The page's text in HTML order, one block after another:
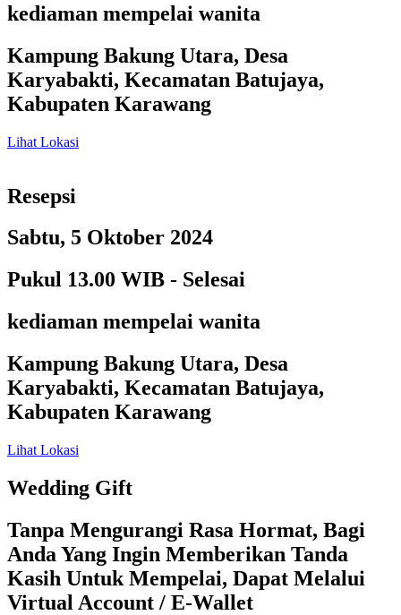
kediaman mempelai wanita
Kampung Bakung Utara, Desa
Karyabakti, Kecamatan Batujaya,
Kabupaten Karawang
Lihat Lokasi
Resepsi
Sabtu, 5 Oktober 2024
Pukul 13.00 WIB - Selesai
kediaman mempelai wanita
Kampung Bakung Utara, Desa
Karyabakti, Kecamatan Batujaya,
Kabupaten Karawang
Lihat Lokasi
Wedding Gift
Tanpa Mengurangi Rasa Hormat, Bagi
Anda Yang Ingin Memberikan Tanda
Kasih Untuk Mempelai, Dapat Melalui
Virtual Account / E-Wallet